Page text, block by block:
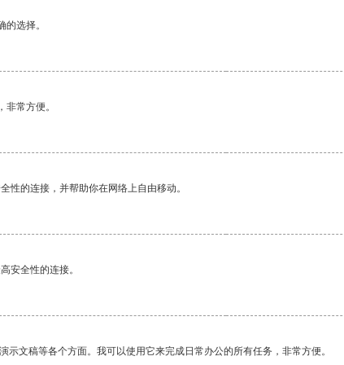
选择。
常方便。
性的连接，并帮助你在网络上自由移动。
安全性的连接。
文稿等各个方面。我可以使用它来完成日常办公的所有任务，非常方便。